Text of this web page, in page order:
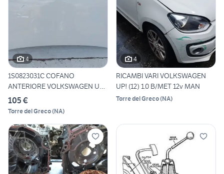
4
1S0823031C COFANO
ANTERIORE VOLKSWAGEN UP!
(12) 1.
105 €
Torre del Greco(NA)
4
RICAMBI VARI VOLKSWAGEN
UP! (12) 1.0 B/MET 12v MAN
Torre del Greco(NA)